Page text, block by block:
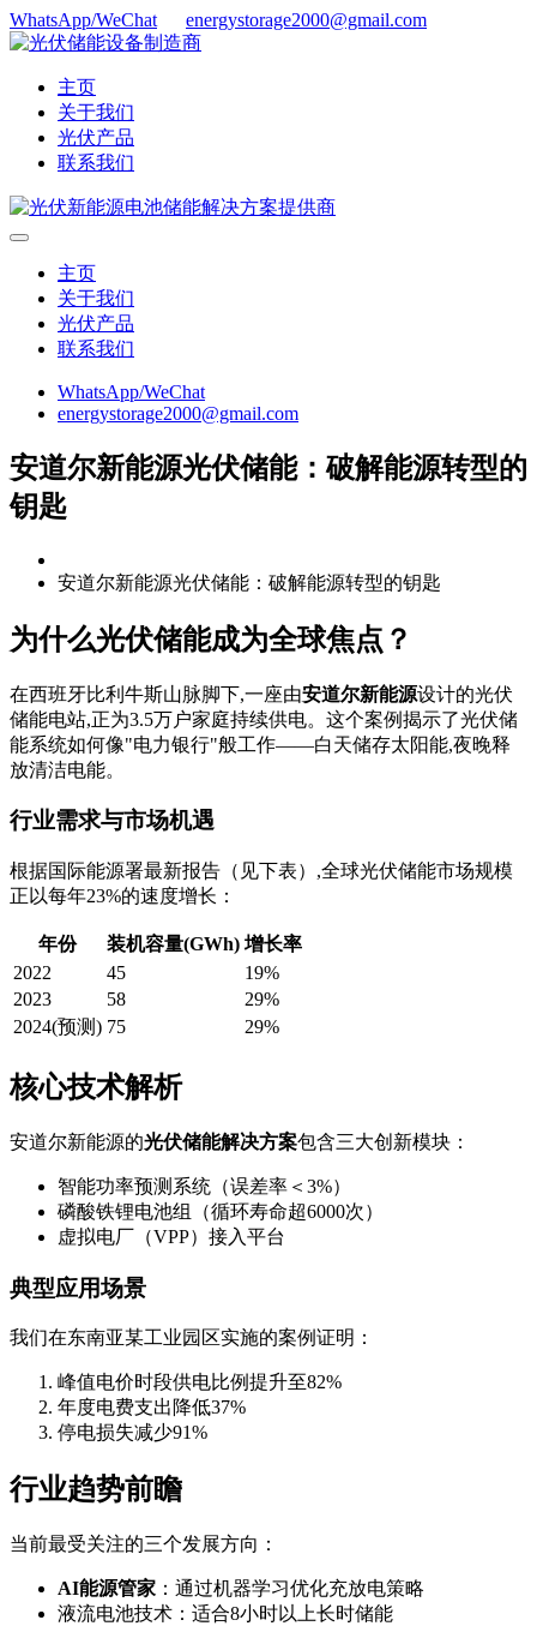
WhatsApp/WeChat energystorage2000@gmail.com
主页
关于我们
光伏产品
联系我们
主页
关于我们
光伏产品
联系我们
WhatsApp/WeChat
energystorage2000@gmail.com
安道尔新能源光伏储能：破解能源转型的
钥匙
安道尔新能源光伏储能：破解能源转型的钥匙
为什么光伏储能成为全球焦点？
在西班牙比利牛斯山脉脚下,一座由安道尔新能源设计的光伏
储能电站,正为3.5万户家庭持续供电。这个案例揭示了光伏储
能系统如何像"电力银行"般工作——白天储存太阳能,夜晚释
放清洁电能。
行业需求与市场机遇
根据国际能源署最新报告（见下表）,全球光伏储能市场规模
正以每年23%的速度增长：
年份 装机容量(GWh) 增长率
2022
45
19%
2023
58
29%
2024(预测) 75 29%
核心技术解析
安道尔新能源的光伏储能解决方案包含三大创新模块：
智能功率预测系统（误差率＜3%）
磷酸铁锂电池组（循环寿命超6000次）
虚拟电厂（VPP）接入平台
典型应用场景
我们在东南亚某工业园区实施的案例证明：
峰值电价时段供电比例提升至82%
年度电费支出降低37%
停电损失减少91%
行业趋势前瞻
当前最受关注的三个发展方向：
AI能源管家 ：通过机器学习优化充放电策略
液流电池技术：适合8小时以上长时储能